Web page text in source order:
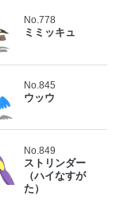
No.778
ミミッキュ
No.845
ウッウ
No.849
ストリンダー
（ハイなすが
た）